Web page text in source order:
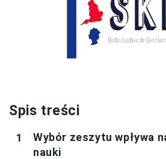
Spis treści
Wybór zeszytu wpływa
nauki